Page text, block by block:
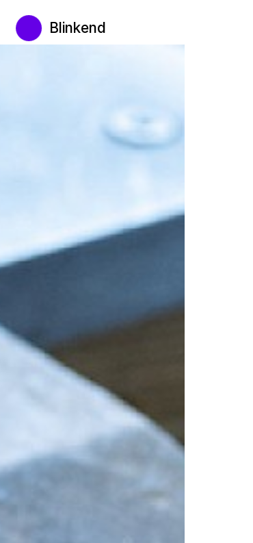
Blinkend